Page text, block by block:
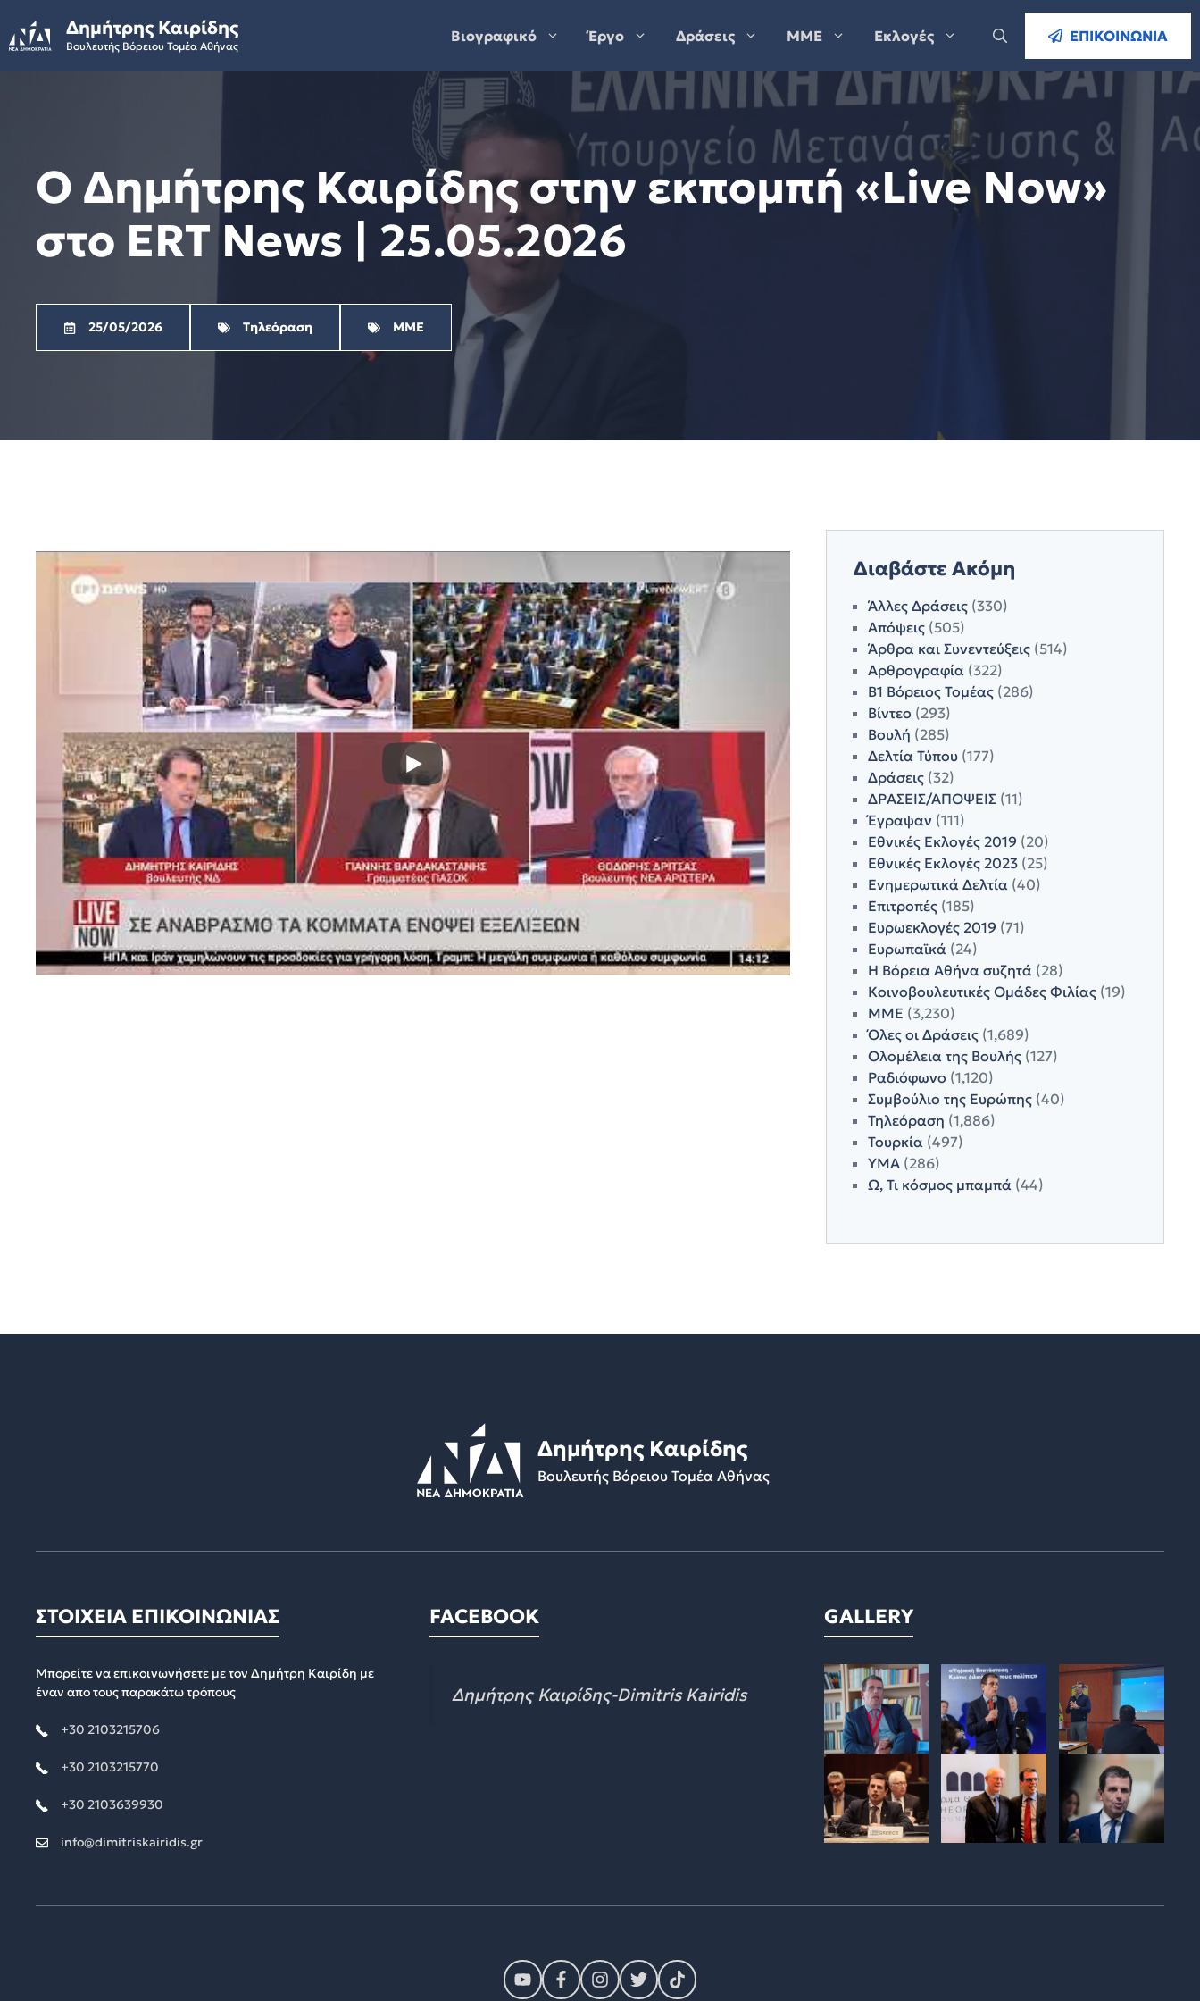
to
content
Δημήτρης Καιρίδης
Βουλευτής Βόρειου Τομέα Αθήνας
Βιογραφικό Έργο Δράσεις ΜΜΕ Εκλογές ΕΠΙΚΟΙΝΩΝΙΑ
Ο Δημήτρης Καιρίδης στην εκπομπή «Live Now»
στο ERT News | 25.05.2026
25/05/2026 Τηλεόραση ΜΜΕ
Διαβάστε Ακόμη
Άλλες Δράσεις(330)
Απόψεις(505)
Άρθρα και Συνεντεύξεις(514)
Αρθρογραφία(322)
Β1 Βόρειος Τομέας(286)
Βίντεο (293)
Βουλή (285)
Δελτία Τύπου(177)
Δράσεις(32)
ΔΡΑΣΕΙΣ/ΑΠΟΨΕΙΣ(11)
Έγραψαν (111)
Εθνικές Εκλογές 2019 (20)
Εθνικές Εκλογές 2023(25)
Ενημερωτικά Δελτία(40)
Επιτροπές(185)
Ευρωεκλογές 2019 (71)
Ευρωπαϊκά(24)
Η Βόρεια Αθήνα συζητά(28)
Κοινοβουλευτικές Ομάδες Φιλίας(19)
ΜΜΕ (3,230)
Όλες οι Δράσεις(1,689)
Ολομέλεια της Βουλής(127)
Ραδιόφωνο (1,120)
Συμβούλιο της Ευρώπης(40)
Τηλεόραση (1,886)
Τουρκία(497)
ΥΜΑ(286)
Ω, Τι κόσμος μπαμπά(44)
Δημήτρης Καιρίδης
Βουλευτής Βόρειου Τομέα Αθήνας
ΣΤΟΙΧΕΙΑ ΕΠΙΚΟΙΝΩΝΙΑΣ
Μπορείτε να επικοινωνήσετε με τον Δημήτρη Καιρίδη με
έναν απο τους παρακάτω τρόπους
+30 2103215706
+30 2103215770
+30 2103639930
info@dimitriskairidis.gr
FACEBOOK
Δημήτρης Καιρίδης-Dimitris Kairidis
GALLERY